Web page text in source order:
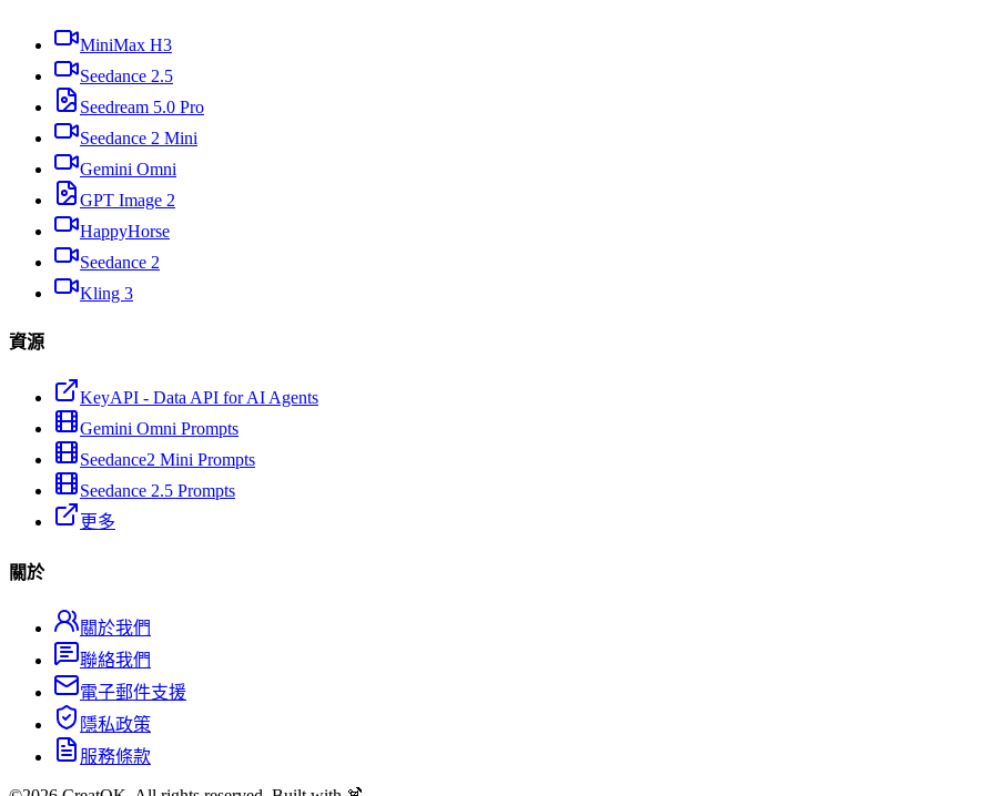
MiniMax H3
Seedance 2.5
Seedream 5.0 Pro
Seedance 2 Mini
Gemini Omni
GPT Image 2
HappyHorse
Seedance 2
Kling 3
資源
KeyAPI - Data API for AI Agents
Gemini Omni Prompts
Seedance2 Mini Prompts
Seedance 2.5 Prompts
更多
關於
關於我們
聯絡我們
電子郵件支援
隱私政策
服務條款